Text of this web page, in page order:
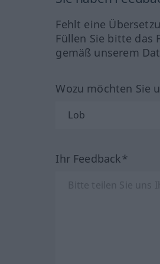
Fehlt eine
Füllen Sie bitte das
gemäß unserem
Wozu möchten Sie
Ihr Feedback*